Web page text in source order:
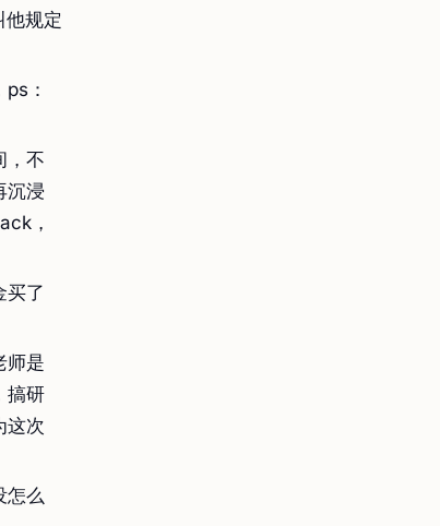
规定
：
，不
沉浸
，
买了
师是
搞研
这次
怎么